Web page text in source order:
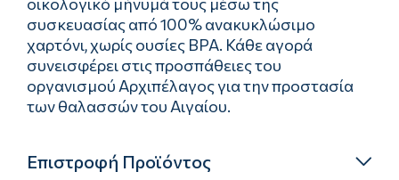
συσκευασίας από 100% ανακυκλώσιμο
χαρτόνι, χωρίς ουσίες BPA. Κάθε αγορά
συνεισφέρει στις προσπάθειες του
οργανισμού Αρχιπέλαγος για την προστασία
των θαλασσών του Αιγαίου.
Επιστροφή Προϊόντος